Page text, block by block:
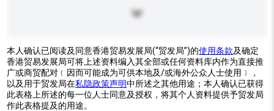
本人确认已阅读及同意香港贸易发展局(“贸发局”)的使用条款及确定
香港贸易发展局可将上述资料编入其全部或任何资料库内作为直接推
广或商贸配对﹝因而可能成为可供本地及/或海外公众人士使用﹞，
以及用于贸发局在私隐政策声明中所述之其他用途；本人确认已获得
此表格上所述的每一位人士同意及授权，将其个人资料提供予贸发局
作此表格提及的用途。